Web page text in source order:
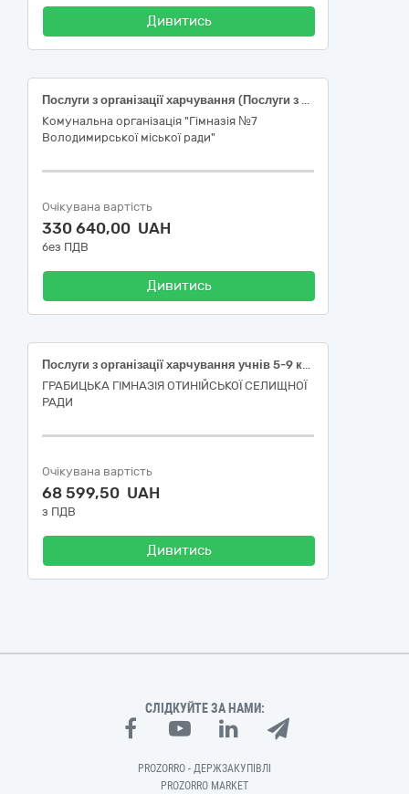
Дивитись
Послуги з організації харчування (Послуги з організації харчування учнів в загальноосвітньому навчальному закладі)
Комунальна організація "Гімназія №7
Володимирської міської ради"
Очікувана вартість
330 640,00 UAH
без ПДВ
Дивитись
Послуги з організації харчування учнів 5-9 класів пільгових категорій та учнів 1-4 класів на виконання Постанови КМУ №1456 від 20.12.2024 року
ГРАБИЦЬКА ГІМНАЗІЯ ОТИНІЙСЬКОЇ СЕЛИЩНОЇ
РАДИ
Очікувана вартість
68 599,50 UAH
з ПДВ
Дивитись
СЛІДКУЙТЕ ЗА НАМИ:
PROZORRO - ДЕРЖЗАКУПІВЛІ
PROZORRO MARKET